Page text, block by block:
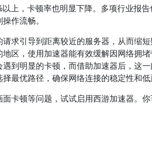
上，卡顿率也明显下降。多项行业报
作流畅。
求引导到距离较近的服务器，从而缩
区，使用加速器能有效缓解因网络拥堵
到明显的卡顿，而借助加速器后，这
最优路径，确保网络连接的稳定性和低
卡顿等问题，试试启用西游加速器。